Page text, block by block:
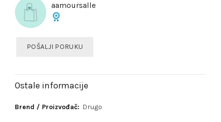
aamoursalle
POŠALJI PORUKU
Ostale informacije
Brend / Proizvođač: Drugo